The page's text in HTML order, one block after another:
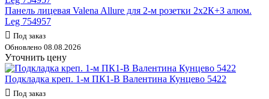
Панель лицевая Valena Allure для 2-м розетки 2х2К+З алюм.
Leg 754957
Под заказ
Обновлено 08.08.2026
Уточнить цену
Подкладка креп. 1-м ПК1-В Валентина Кунцево 5422
Под заказ